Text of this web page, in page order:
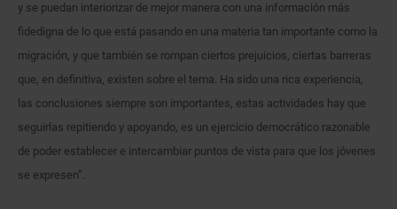
y se puedan interiorizar de mejor manera con una información más
fidedigna de lo que está pasando en una materia tan importante como la
migración, y que también se rompan ciertos prejuicios, ciertas barreras
que, en definitiva, existen sobre el tema. Ha sido una rica experiencia,
las conclusiones siempre son importantes, estas actividades hay que
seguirlas repitiendo y apoyando, es un ejercicio democrático razonable
de poder establecer e intercambiar puntos de vista para que los jóvenes
se expresen”.